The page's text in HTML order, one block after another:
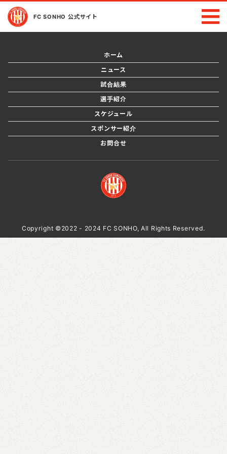
FC SONHO 公式サイト
ホーム
ニュース
試合結果
選手紹介
スケジュール
スポンサー紹介
お問合せ
Copyright ©2022 - 2024 FC SONHO, All Rights Reserved.